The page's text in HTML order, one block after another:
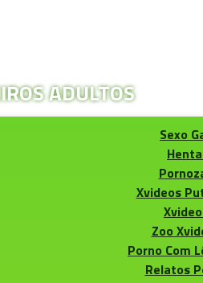
ADULTOS
Sexo
Xvideos
Zoo
Porno Com
Relatos